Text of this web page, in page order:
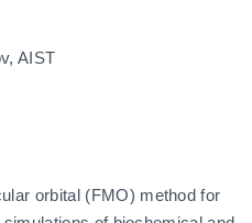
AIST
orbital (FMO) method for